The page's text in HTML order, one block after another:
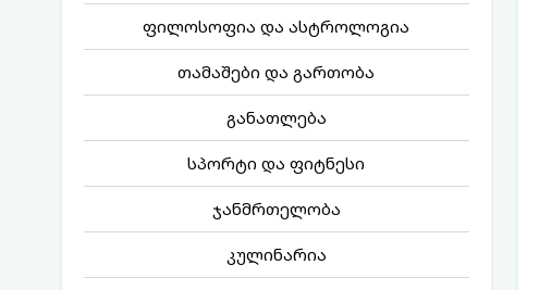
ფილოსოფია და ასტროლოგია
თამაშები და გართობა
განათლება
სპორტი და ფიტნესი
ჯანმრთელობა
კულინარია